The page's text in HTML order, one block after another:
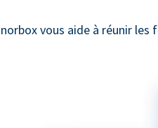
vous aide à réunir les